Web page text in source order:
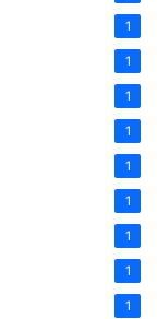
1
1
1
1
1
1
1
1
1